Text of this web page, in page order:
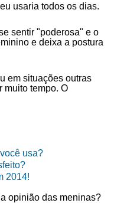
usaria todos os dias.
sentir "poderosa" e o
e deixa a postura
em situações outras
muito tempo. O
usa?
2014!
opinião das meninas?